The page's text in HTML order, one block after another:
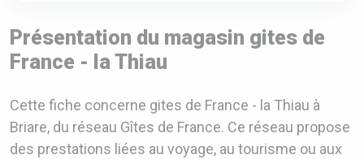
Présentation du magasin gites de
France - la Thiau
Cette fiche concerne gites de France - la Thiau à
Briare, du réseau Gîtes de France. Ce réseau propose
des prestations liées au voyage, au tourisme ou aux